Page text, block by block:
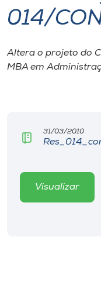
I.nova
Diplomados
CPA
Editora
014/
Altera o projeto do
MBA em
31/03/2010
Visualizar